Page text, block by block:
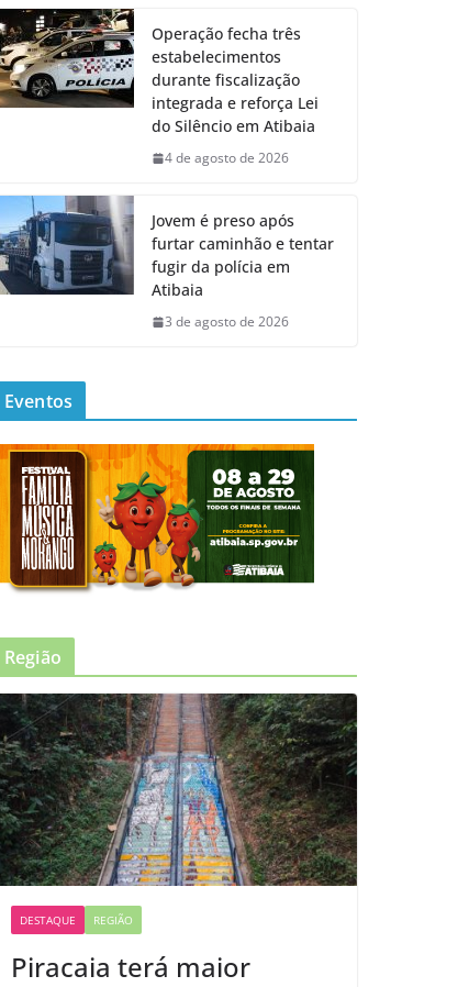
Operação fecha três
estabelecimentos
durante fiscalização
integrada e reforça Lei
do Silêncio em Atibaia
4 de agosto de 2026
Jovem é preso após
furtar caminhão e tentar
fugir da polícia em
Atibaia
3 de agosto de 2026
Eventos
Região
DESTAQUE REGIÃO
Piracaia terá maior